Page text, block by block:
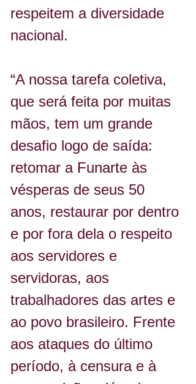
respeitem a diversidade
nacional.
“A nossa tarefa coletiva,
que será feita por muitas
mãos, tem um grande
desafio logo de saída:
retomar a Funarte às
vésperas de seus 50
anos, restaurar por dentro
e por fora dela o respeito
aos servidores e
servidoras, aos
trabalhadores das artes e
ao povo brasileiro. Frente
aos ataques do último
período, à censura e à